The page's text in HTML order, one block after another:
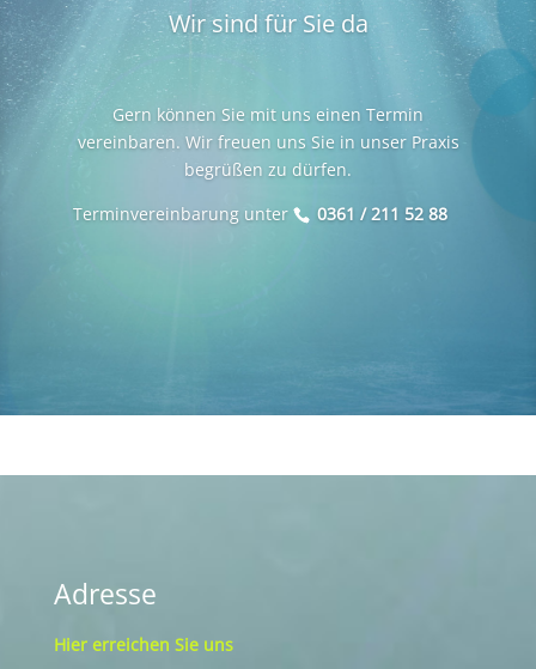
Wir sind für Sie da
Gern können Sie mit uns einen Termin
vereinbaren. Wir freuen uns Sie in unser Praxis
begrüßen zu dürfen.
Terminvereinbarung unter
0361 / 211 52 88
Adresse
Hier erreichen Sie uns